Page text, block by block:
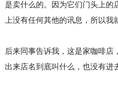
是卖什么的。因为它们门头上的
上没有任何其他的讯息，所以我
后来同事告诉我，这是家咖啡店
出来店名到底叫什么，也没有进